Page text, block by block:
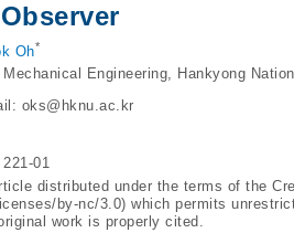
Oh*
Engineering, Hankyong
oks@hknu.ac.kr
01
distributed under the terms of the
by-nc/3.0) which permits
work is properly cited.